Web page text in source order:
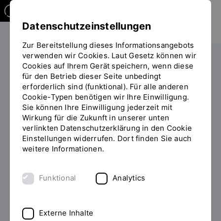
Sie
befinden
sich
auf
der
Seite
IT,
IR,
ID"
Studieren Im Studium
Beratung & Hilfe
Abteilung Studium
I, IT, IW, IR, ID
Besondere
Zulassungsvoraussetzungen
für die
Bachelorstudiengänge
International Relations and
Management, Informatik,
Datenschutzeinstellungen
Zur Bereitstellung dieses Informationsangebots
verwenden wir Cookies. Laut Gesetz können wir
Cookies auf Ihrem Gerät speichern, wenn diese
für den Betrieb dieser Seite unbedingt
erforderlich sind (funktional). Für alle anderen
Cookie-Typen benötigen wir Ihre Einwilligung.
Sie können Ihre Einwilligung jederzeit mit
Wirkung für die Zukunft in unserer unten
verlinkten Datenschutzerklärung in den Cookie
Einstellungen widerrufen. Dort finden Sie auch
weitere Informationen.
Funktional Analytics
Externe Inhalte